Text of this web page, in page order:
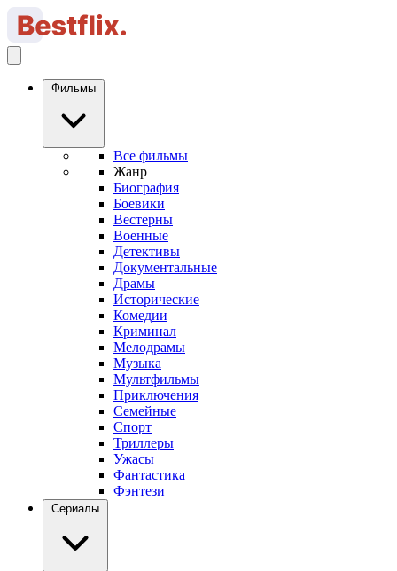
Фильмы
Все фильмы
Жанр
Биография
Боевики
Вестерны
Военные
Детективы
Документальные
Драмы
Исторические
Комедии
Криминал
Мелодрамы
Музыка
Мультфильмы
Приключения
Семейные
Спорт
Триллеры
Ужасы
Фантастика
Фэнтези
Сериалы